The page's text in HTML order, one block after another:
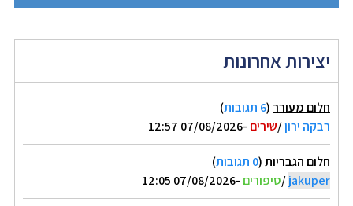
יצירות אחרונות
חלום מעורר(6 תגובות
)
רבקה ירון/שירים -07/08/2026 12:57
חלום הגבריות(0 תגובות
)
jakuper
/סיפורים -07/08/2026 12:05